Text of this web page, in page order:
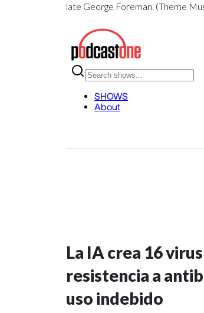
late George Foreman. (Theme
La IA crea 16
resistencia a
uso indebido